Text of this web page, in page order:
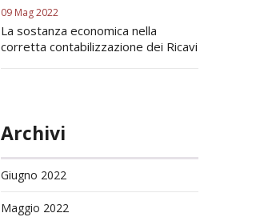
09 Mag 2022
La sostanza economica nella
corretta contabilizzazione dei Ricavi
Archivi
Giugno 2022
Maggio 2022